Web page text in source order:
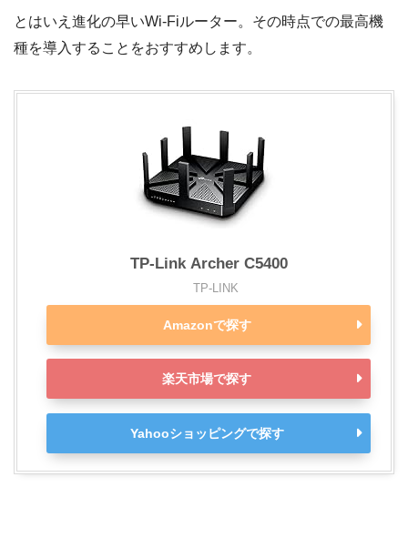
とはいえ進化の早いWi-Fiルーター。その時点での最高機
種を導入することをおすすめします。
TP-Link Archer C5400
TP-LINK
Amazonで探す
楽天市場で探す
Yahooショッピングで探す